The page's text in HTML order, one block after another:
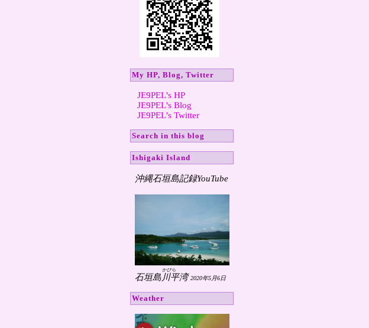
My HP, Blog, Twitter
JE9PEL's HP
JE9PEL's Blog
JE9PEL's Twitter
Search in this blog
Ishigaki Island
沖縄石垣島記録YouTube
石垣島川平
かびら
湾 2020年5月6日
Weather